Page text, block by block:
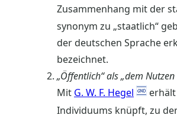
Zusammenhang mit der
synonym zu „staatlich“
der deutschen Sprache
bezeichnet.
„Öffentlich“ als „dem
Mit G. W. F. Hegel
Individuums knüpft, zu